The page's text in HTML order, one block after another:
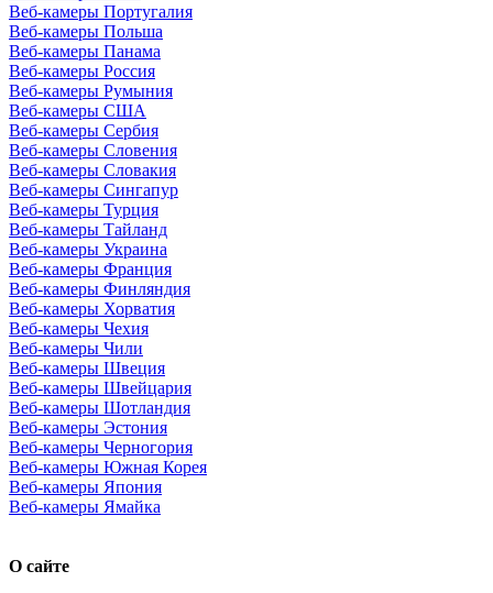
Веб-камеры Португалия
Веб-камеры Польша
Веб-камеры Панама
Веб-камеры Россия
Веб-камеры Румыния
Веб-камеры США
Веб-камеры Сербия
Веб-камеры Словения
Веб-камеры Словакия
Веб-камеры Сингапур
Веб-камеры Турция
Веб-камеры Тайланд
Веб-камеры Украина
Веб-камеры Франция
Веб-камеры Финляндия
Веб-камеры Хорватия
Веб-камеры Чехия
Веб-камеры Чили
Веб-камеры Швеция
Веб-камеры Швейцария
Веб-камеры Шотландия
Веб-камеры Эстония
Веб-камеры Черногория
Веб-камеры Южная Корея
Веб-камеры Япония
Веб-камеры Ямайка
О сайте